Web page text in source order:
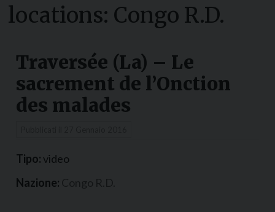
Dove siamo
Risorse
Media
locations: Congo R.D.
Traversée (La) – Le
sacrement de l’Onction
des malades
Tipo: video
Nazione: